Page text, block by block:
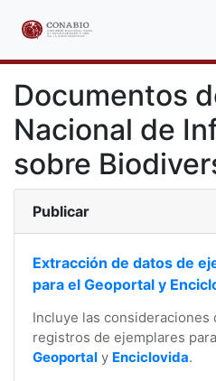
Documentos
Nacional de
sobre
Publicar
Extracción de datos de
para el Geoportal y
Incluye las consideraciones
registros de ejemplares
Geoportal y Enciclovida.